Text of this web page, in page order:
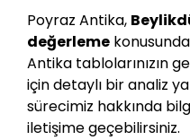
Poyraz Antika,
değerleme
Antika tablolarınızın
için detaylı bir analiz
sürecimiz hakkında
iletişime geçebilirsiniz.